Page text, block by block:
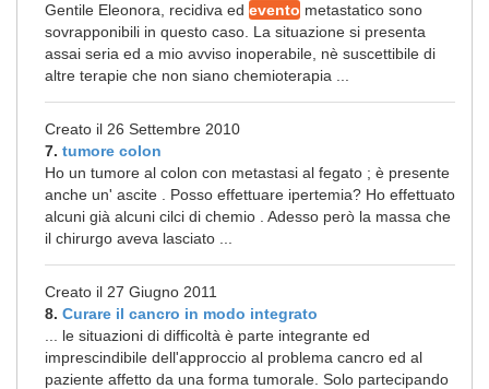
Gentile Eleonora, recidiva ed evento metastatico sono
sovrapponibili in questo caso. La situazione si presenta
assai seria ed a mio avviso inoperabile, nè suscettibile di
altre terapie che non siano chemioterapia ...
Creato il 26 Settembre 2010
7. tumore colon
Ho un tumore al colon con metastasi al fegato ; è presente
anche un' ascite . Posso effettuare ipertemia? Ho effettuato
alcuni già alcuni cilci di chemio . Adesso però la massa che
il chirurgo aveva lasciato ...
Creato il 27 Giugno 2011
8. Curare il cancro in modo integrato
... le situazioni di difficoltà è parte integrante ed
imprescindibile dell'approccio al problema cancro ed al
paziente affetto da una forma tumorale. Solo partecipando